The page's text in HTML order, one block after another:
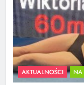
AKTUALNOŚCI